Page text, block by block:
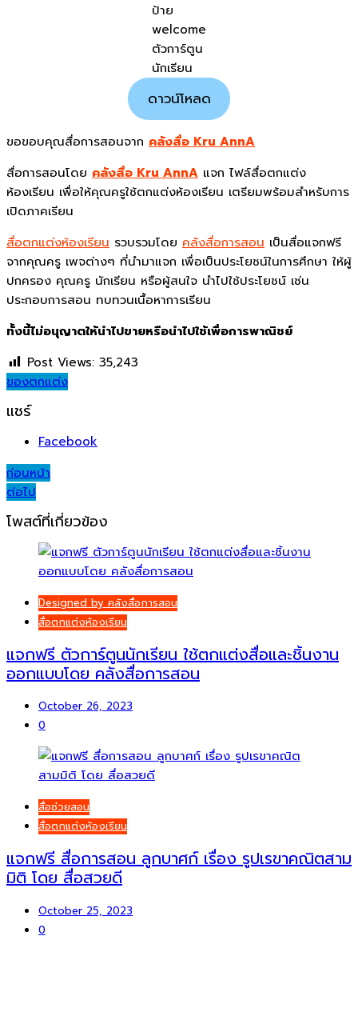
ป้าย
welcome
ตัวการ์ตูน
นักเรียน
ดาวน์โหลด
ขอขอบคุณสื่อการสอนจาก คลังสื่อ Kru AnnA
สื่อการสอนโดย คลังสื่อ Kru AnnA แจก ไฟล์สื่อตกแต่ง
ห้องเรียน เพื่อให้คุณครูใช้ตกแต่งห้องเรียน เตรียมพร้อมสำหรับการ
เปิดภาคเรียน
สื่อตกแต่งห้องเรียน รวบรวมโดย คลังสื่อการสอน เป็นสื่อแจกฟรี
จากคุณครู เพจต่างๆ ที่นำมาแจก เพื่อเป็นประโยชน์ในการศึกษา ให้ผู้
ปกครอง คุณครู นักเรียน หรือผู้สนใจ นำไปใช้ประโยชน์ เช่น
ประกอบการสอน ทบทวนเนื้อหาการเรียน
ทั้งนี้ไม่อนุญาตให้นำไปขายหรือนำไปใช้เพื่อการพาณิชย์
Post Views: 35,243
ของตกแต่ง
แชร์
Facebook
Post
navigation
ก่อนหน้า
ต่อไป
โพสต์ที่เกี่ยวข้อง
Designed by คลังสื่อการสอน
สื่อตกแต่งห้องเรียน
แจกฟรี ตัวการ์ตูนนักเรียน ใช้ตกแต่งสื่อและชิ้นงาน
ออกแบบโดย คลังสื่อการสอน
October 26, 2023
0
สื่อช่วยสอน
สื่อตกแต่งห้องเรียน
แจกฟรี สื่อการสอน ลูกบาศก์ เรื่อง รูปเรขาคณิตสาม
มิติ โดย สื่อสวยดี
October 25, 2023
0